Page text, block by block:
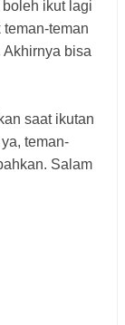
ikut lagi
teman
bisa
saat ikutan
teman-
Salam